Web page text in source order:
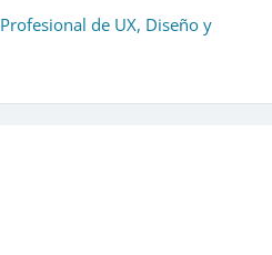
de UX, Diseño y